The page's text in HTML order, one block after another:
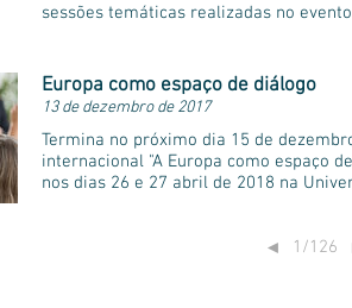
sessões temáticas realizadas no
Europa como espaço de diálogo
13 de dezembro de 2017
Termina no próximo dia 15 de
internacional "A Europa como espaço
nos dias 26 e 27 abril de 2018 na
◄
1/126